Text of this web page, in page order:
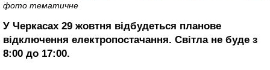
фото тематичне
У Черкасах 29 жовтня відбудеться планове
відключення електропостачання. Світла не буде з
8:00 до 17:00.